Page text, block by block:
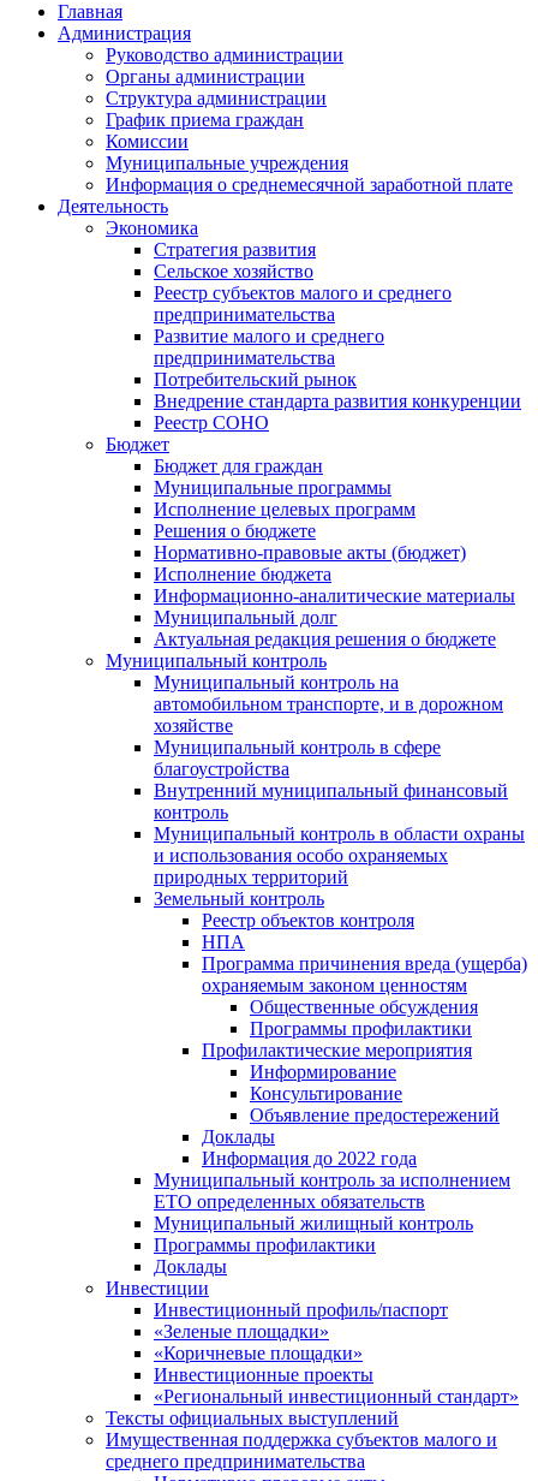
Главная
Администрация
Руководство администрации
Органы администрации
Структура администрации
График приема граждан
Комиссии
Муниципальные учреждения
Информация о среднемесячной заработной плате
Деятельность
Экономика
Стратегия развития
Сельское хозяйство
Реестр субъектов малого и среднего
предпринимательства
Развитие малого и среднего
предпринимательства
Потребительский рынок
Внедрение стандарта развития конкуренции
Реестр СОНО
Бюджет
Бюджет для граждан
Муниципальные программы
Исполнение целевых программ
Решения о бюджете
Нормативно-правовые акты (бюджет)
Исполнение бюджета
Информационно-аналитические материалы
Муниципальный долг
Актуальная редакция решения о бюджете
Муниципальный контроль
Муниципальный контроль на
автомобильном транспорте, и в дорожном
хозяйстве
Муниципальный контроль в сфере
благоустройства
Внутренний муниципальный финансовый
контроль
Муниципальный контроль в области охраны
и использования особо охраняемых
природных территорий
Земельный контроль
Реестр объектов контроля
НПА
Программа причинения вреда (ущерба)
охраняемым законом ценностям
Общественные обсуждения
Программы профилактики
Профилактические мероприятия
Информирование
Консультирование
Объявление предостережений
Доклады
Информация до 2022 года
Муниципальный контроль за исполнением
ЕТО определенных обязательств
Муниципальный жилищный контроль
Программы профилактики
Доклады
Инвестиции
Инвестиционный профиль/паспорт
«Зеленые площадки»
«Коричневые площадки»
Инвестиционные проекты
«Региональный инвестиционный стандарт»
Тексты официальных выступлений
Имущественная поддержка субъектов малого и
среднего предпринимательства